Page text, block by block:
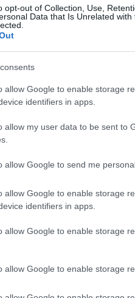
opt-out of Collection, Use,
Data that Is Unrelated
allow Google to enable storage
identifiers in apps.
allow my user data to be sent to
allow Google to send me
allow Google to enable storage
identifiers in apps.
allow Google to enable storage
allow Google to enable storage
ezúttal rajzolva, de ahogy -
lopódzik be a magyar
volna, amit mindenki
vagy az eredeti nyelvű vetítés